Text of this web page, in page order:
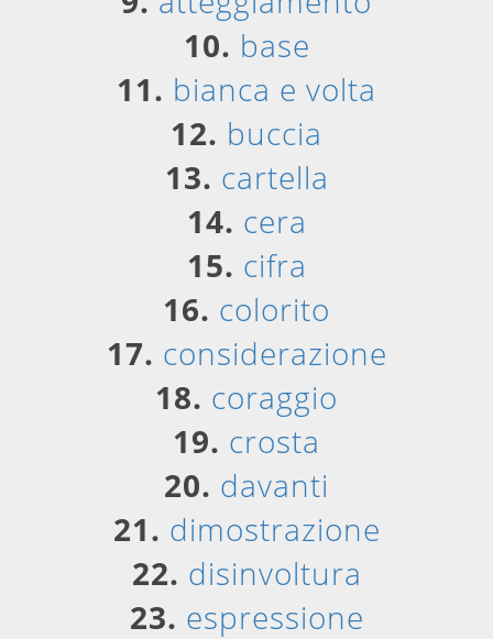
10. base
11. bianca e volta
12. buccia
13. cartella
14. cera
15. cifra
16. colorito
17. considerazione
18. coraggio
19. crosta
20. davanti
21. dimostrazione
22. disinvoltura
23. espressione